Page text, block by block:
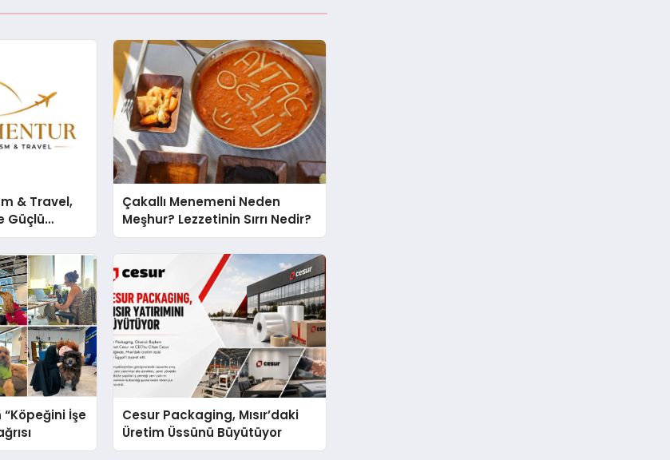
& Travel,
Güçlü
Fark
Çakallı Menemeni Neden
Meşhur? Lezzetinin Sırrı Nedir?
“Köpeğini İşe
Cesur Packaging, Mısır’daki
Üretim Üssünü Büyütüyor